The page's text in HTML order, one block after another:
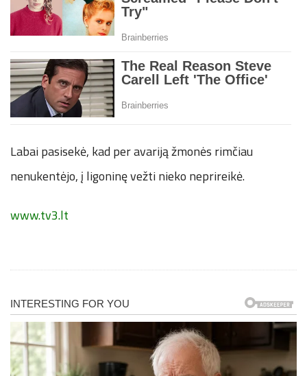
Labai pasisekė, kad per avariją žmonės rimčiau
nenukentėjo, į ligoninę vežti nieko neprireikė.
www.tv3.lt